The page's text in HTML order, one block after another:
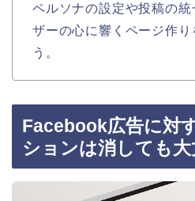
ペルソナの設定や投稿の
ザーの心に響くページ作り
う。
Facebook広告に対
ションは消しても大